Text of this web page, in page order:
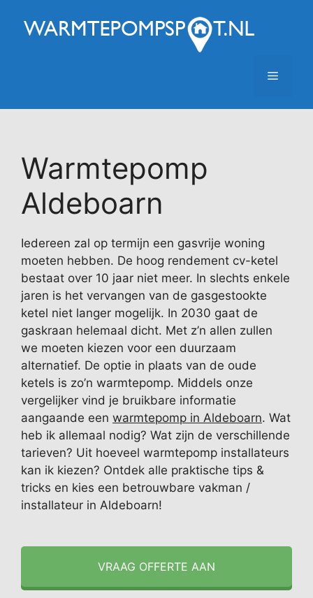
naar
Menu
Warmtepomp
Aldeboarn
Iedereen zal op termijn een gasvrije woning
moeten hebben. De hoog rendement cv-ketel
bestaat over 10 jaar niet meer. In slechts enkele
jaren is het vervangen van de gasgestookte
ketel niet langer mogelijk. In 2030 gaat de
gaskraan helemaal dicht. Met z’n allen zullen
we moeten kiezen voor een duurzaam
alternatief. De optie in plaats van de oude
ketels is zo’n warmtepomp. Middels onze
vergelijker vind je bruikbare informatie
aangaande een warmtepomp in Aldeboarn. Wat
heb ik allemaal nodig? Wat zijn de verschillende
tarieven? Uit hoeveel warmtepomp installateurs
kan ik kiezen? Ontdek alle praktische tips &
tricks en kies een betrouwbare vakman /
installateur in Aldeboarn!
VRAAG OFFERTE AAN